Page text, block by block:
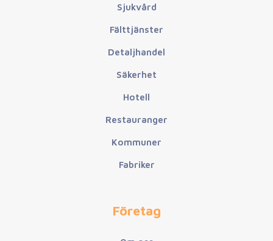
Sjukvård
Fälttjänster
Detaljhandel
Säkerhet
Hotell
Restauranger
Kommuner
Fabriker
Företag